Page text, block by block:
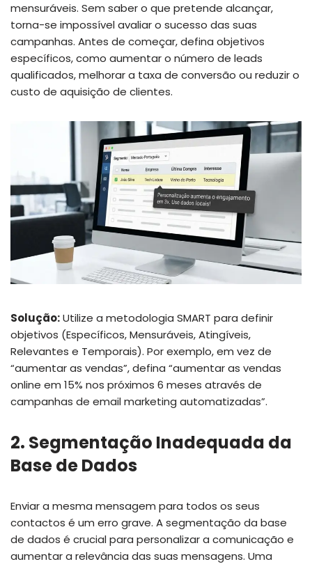
mensuráveis. Sem saber o que pretende alcançar,
torna-se impossível avaliar o sucesso das suas
campanhas. Antes de começar, defina objetivos
específicos, como aumentar o número de leads
qualificados, melhorar a taxa de conversão ou reduzir o
custo de aquisição de clientes.
Solução:Utilize a metodologia SMART para definir
objetivos (Específicos, Mensuráveis, Atingíveis,
Relevantes e Temporais). Por exemplo, em vez de
“aumentar as vendas”, defina “aumentar as vendas
online em 15% nos próximos 6 meses através de
campanhas de email marketing automatizadas”.
2. Segmentação Inadequada da
Base de Dados
Enviar a mesma mensagem para todos os seus
contactos é um erro grave. A segmentação da base
de dados é crucial para personalizar a comunicação e
aumentar a relevância das suas mensagens. Uma